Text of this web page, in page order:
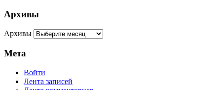
Архивы
Архивы
Мета
Войти
Лента записей